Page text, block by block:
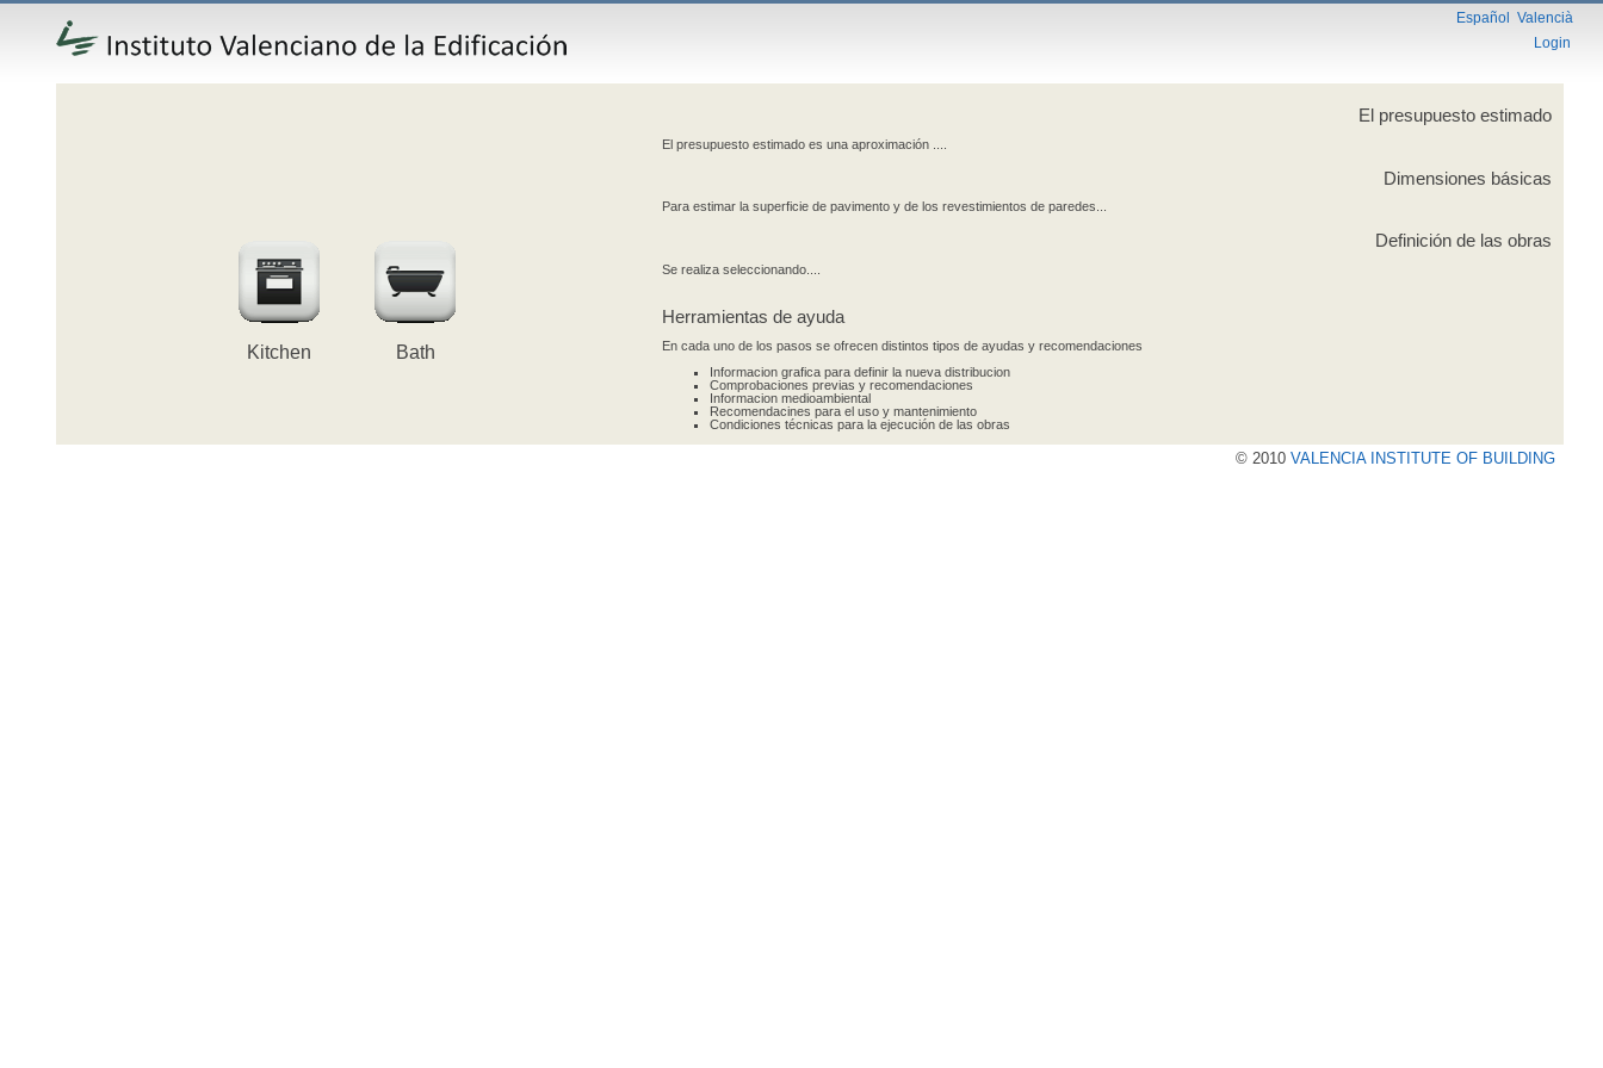
Español
Valencià
Login
Kitchen Bath
El presupuesto estimado
El presupuesto estimado es una aproximación ....
Dimensiones básicas
Para estimar la superficie de pavimento y de los revestimientos de paredes...
Definición de las obras
Se realiza seleccionando....
Herramientas de ayuda
En cada uno de los pasos se ofrecen distintos tipos de ayudas y recomendaciones
Informacion grafica para definir la nueva distribucion
Comprobaciones previas y recomendaciones
Informacion medioambiental
Recomendacines para el uso y mantenimiento
Condiciones técnicas para la ejecución de las obras
© 2010 VALENCIA INSTITUTE OF BUILDING